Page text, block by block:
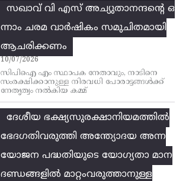
സഖാവ് വി എസ്‌ അച്യുതാനന്ദന്റെ ഒ
ന്നാം ചരമ വാര്‍ഷികം സമുചിതമായി
ആചരിക്കണം
10/07/2026
സിപിഐ എം സ്ഥാപക നേതാവും, നാടിനെ
സംരക്ഷിക്കാനുള്ള നിരവധി പോരാട്ടങ്ങള്‍ക്ക്‌
നേതൃത്വം നല്‍കിയ കമ്മ്
ദേശീയ ഭക്ഷ്യസുരക്ഷാനിയമത്തിൽ
ഭേദഗതിവരുത്തി അന്ത്യോദയ അന്ന
യോജന പദ്ധതിയുടെ യോഗ്യതാ മാന
ദണ്ഡങ്ങളിൽ മാറ്റംവരുത്താനുള്ള